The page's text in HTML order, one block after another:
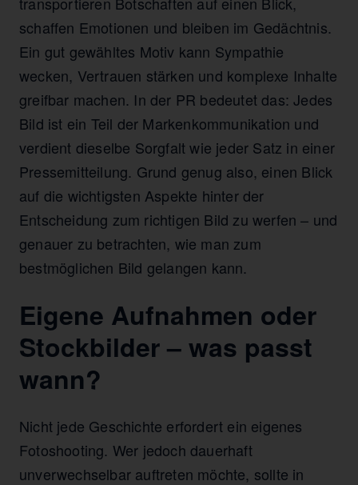
schaffen Emotionen und bleiben im Gedächtnis.
Ein gut gewähltes Motiv kann Sympathie
wecken, Vertrauen stärken und komplexe Inhalte
greifbar machen. In der PR bedeutet das: Jedes
Bild ist ein Teil der Markenkommunikation und
verdient dieselbe Sorgfalt wie jeder Satz in einer
Pressemitteilung. Grund genug also, einen Blick
auf die wichtigsten Aspekte hinter der
Entscheidung zum richtigen Bild zu werfen – und
genauer zu betrachten, wie man zum
bestmöglichen Bild gelangen kann.
Eigene Aufnahmen oder
Stockbilder – was passt
wann?
Nicht jede Geschichte erfordert ein eigenes
Fotoshooting. Wer jedoch dauerhaft
unverwechselbar auftreten möchte, sollte in